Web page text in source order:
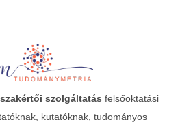
szakértői szolgáltatás felsőoktatási
kutatóknak, tudományos